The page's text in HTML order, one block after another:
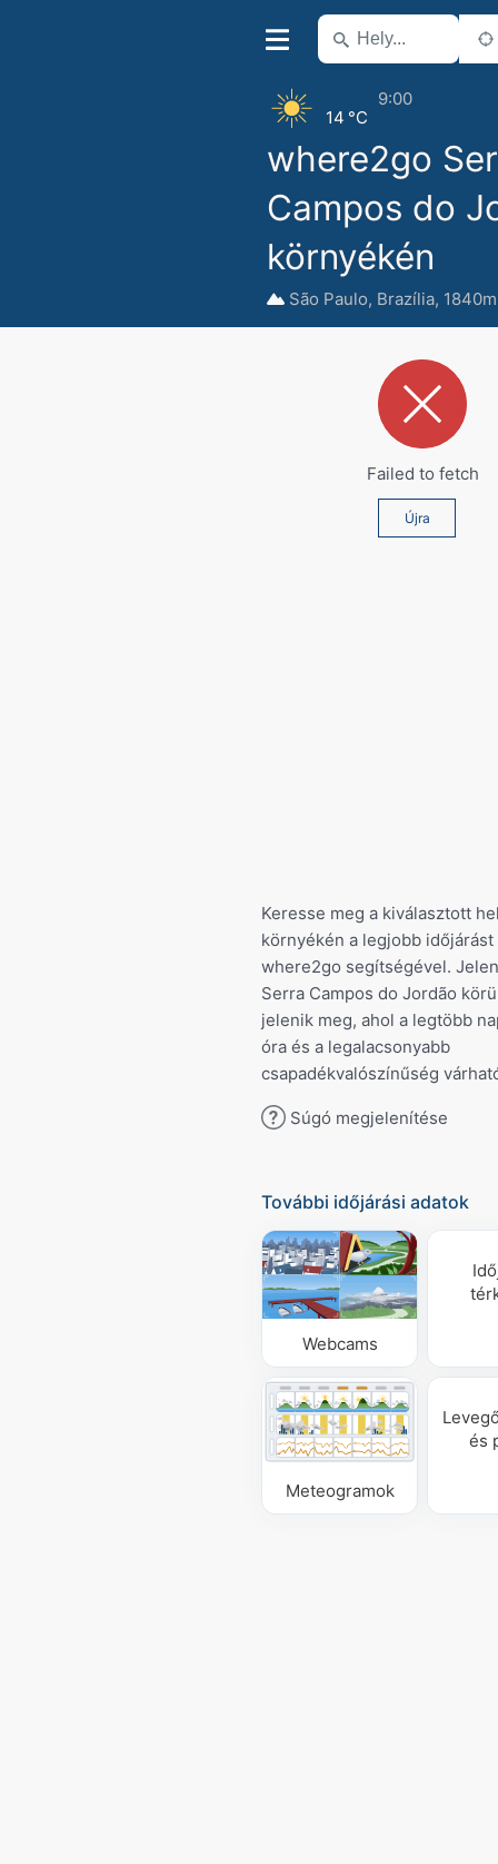
where2go
Campos do
környékén
São Paulo, Brazília,
14 °C
9:00
Failed to fetch
Újra
Keresse meg a kiválasztott
környékén a legjobb időjárást
where2go segítségével.
Serra Campos do Jordão
jelenik meg, ahol a legtöbb
óra és a legalacsonyabb
csapadékvalószínűség
Súgó megjelenítése
További időjárási adatok
Webcams
Meteogramok
és